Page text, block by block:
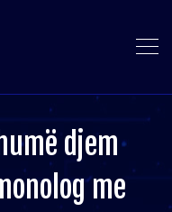
djem
me